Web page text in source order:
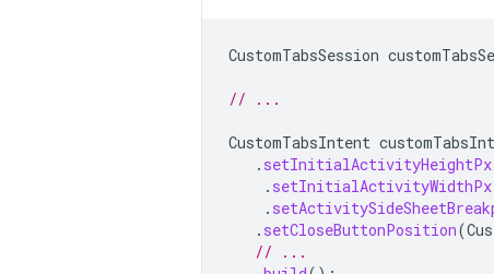
CustomTabsSession
// ...
CustomTabsIntent
. setInitialActivityHeightPx
. setInitialActivityWidthPx
.
. setCloseButtonPosition(
// ...